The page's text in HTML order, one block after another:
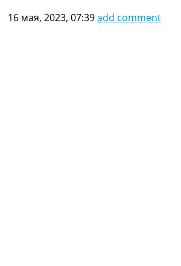
16 мая, 2023, 07:39add comment